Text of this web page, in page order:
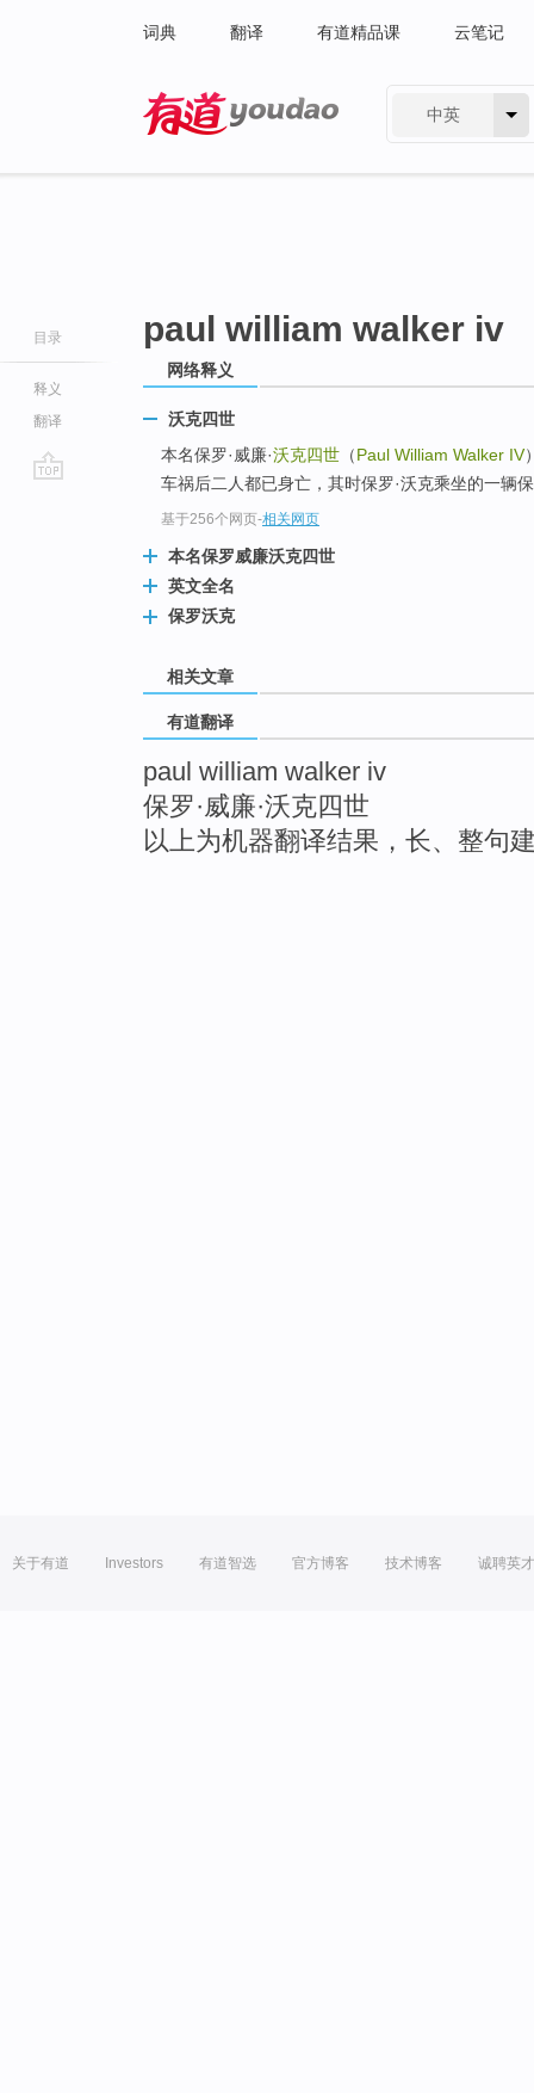
词典 翻译 有道精品课 云笔记
中英
目录
释义
翻译
paul william walker iv
网络释义
沃克四世
本名保罗·威廉·沃克四世 （Paul William Walker IV
车祸后二人都已身亡，其时保罗·沃克乘坐的一辆
基于256个网页-相关网页
本名保罗威廉沃克四世
英文全名
保罗沃克
相关文章
有道翻译
paul william walker iv
保罗·威廉·沃克四世
以上为机器翻译结果，长、整句
关于有道 Investors 有道智选 官方博客 技术博客 诚聘英才